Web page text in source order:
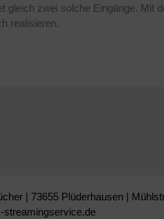
gleich zwei solche Eingänge. Mit
realisieren.
| 73655 Plüderhausen |
streamingservice.de